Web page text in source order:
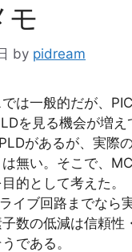
モ
by pidream
は一般的だが、
を見る機会が増え
があるが、実際
無い。そこで、
的として考えた。
イブ回路までなら
数の低減は信頼性
である。